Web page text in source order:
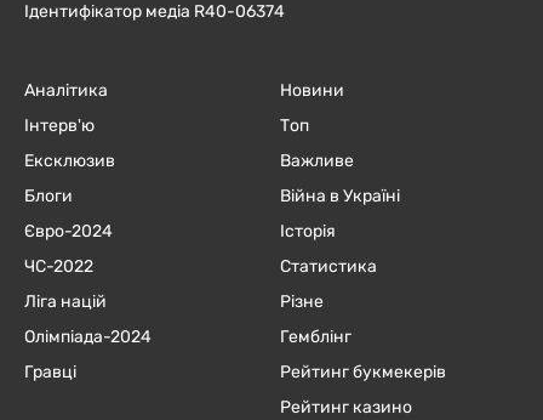
Ідентифікатор медіа R40-06374
Аналітика
Інтерв'ю
Ексклюзив
Блоги
Євро-2024
ЧC-2022
Ліга націй
Олімпіада-2024
Гравці
Новини
Топ
Важливе
Війна в Україні
Історія
Статистика
Різне
Гемблінг
Рейтинг букмекерів
Рейтинг казино